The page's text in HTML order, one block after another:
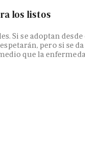
los listos
Si se adoptan desde
pero si se da
que la